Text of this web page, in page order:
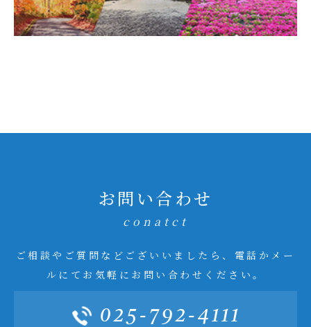
お問い合わせ
conatct
ご相談やご質問などございいましたら、電話かメー
ルにてお気軽にお問い合わせください。
025-792-4111